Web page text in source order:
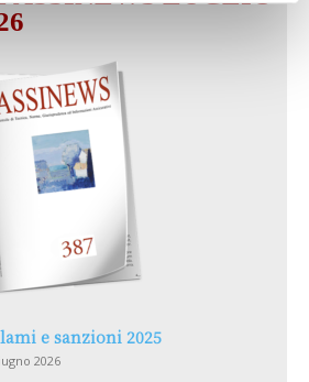
e sanzioni 2025
2026